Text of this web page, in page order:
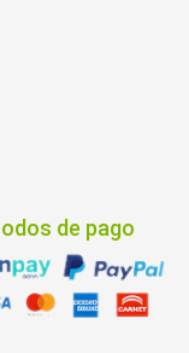
de pago